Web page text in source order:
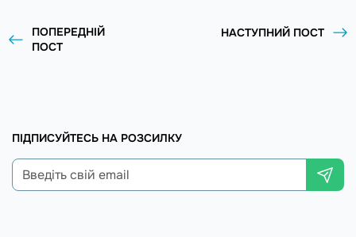
ПОПЕРЕДНІЙ
ПОСТ
НАСТУПНИЙ ПОСТ
ПІДПИСУЙТЕСЬ НА РОЗСИЛКУ